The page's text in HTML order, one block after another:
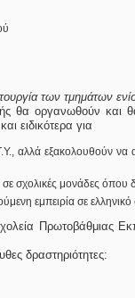
των τμημάτων
θα οργανωθούν και
ειδικότερα για
αλλά εξακολουθούν να
σχολικές μονάδες όπου
εμπειρία σε ελληνικό
Πρωτοβάθμιας
δραστηριότητες: